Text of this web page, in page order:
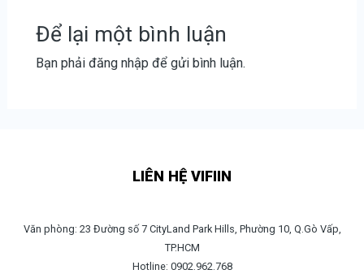
Để lại một bình luận
Bạn phải đăng nhậpđể gửi bình luận.
LIÊN HỆ VIFIIN
Văn phòng: 23 Đường số 7 CityLand Park Hills, Phường 10, Q.Gò Vấp,
TP.HCM
Hotline: 0902.962.768